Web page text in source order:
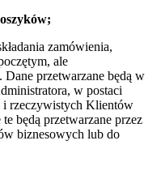
zamówienia,
ale
przetwarzane będą w
w postaci
i rzeczywistych Klientów
będą przetwarzane przez
biznesowych lub do